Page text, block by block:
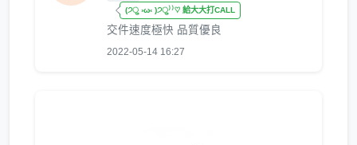
(੭ु ›ω‹ )੭ु⁾⁾♡ 給大大打CALL
交件速度極快 品質優良
2022-05-14 16:27